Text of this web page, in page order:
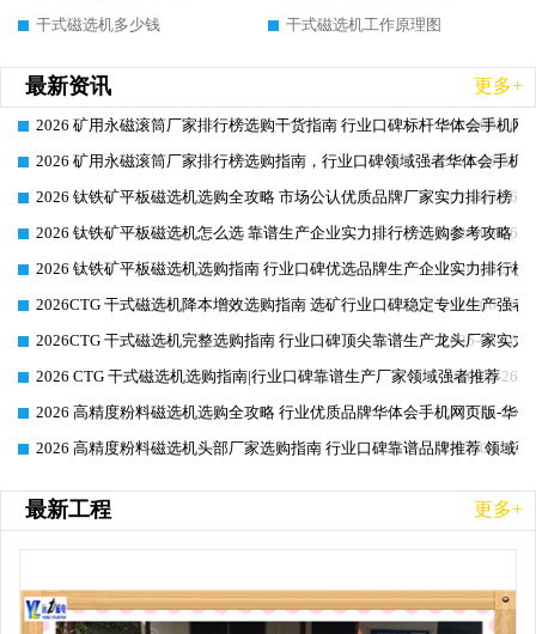
干式磁选机多少钱
干式磁选机工作原理图
最新资讯 更多+
2026-06-26
2026 矿用永磁滚筒厂家排行榜选购干货指南 行业口碑标杆华体会手机网
2026-06-26
2026 矿用永磁滚筒厂家排行榜选购指南，行业口碑领域强者华体会手机
2026-06-26
2026 钛铁矿平板磁选机选购全攻略 市场公认优质品牌厂家实力排行榜
2026-06-26
2026 钛铁矿平板磁选机怎么选 靠谱生产企业实力排行榜选购参考攻略
2026-06-26
2026 钛铁矿平板磁选机选购指南 行业口碑优选品牌生产企业实力排行榜
2026-06-26
2026CTG 干式磁选机降本增效选购指南 选矿行业口碑稳定专业生产强者
2026-06-26
2026CTG 干式磁选机完整选购指南 行业口碑顶尖靠谱生产龙头厂家实力
2026-06-26
2026 CTG 干式磁选机选购指南|行业口碑靠谱生产厂家领域强者推荐
2026-06-26
2026 高精度粉料磁选机选购全攻略 行业优质品牌华体会手机网页版-华
2026-06-26
2026 高精度粉料磁选机头部厂家选购指南 行业口碑靠谱品牌推荐 领域
最新工程 更多+